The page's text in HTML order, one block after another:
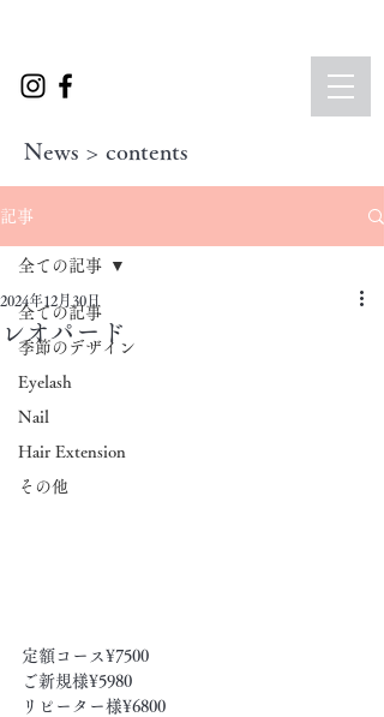
News > contents
記事
全ての記事
季節のデザイン
Eyelash
Nail
Hair Extension
その他
全ての記事
レオパード
2024年12月30日
定額コース¥7500
ご新規様¥5980
リピーター様¥6800